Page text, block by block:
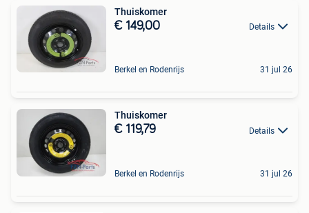
Thuiskomer
€ 149,00 Details
Berkel en Rodenrijs 31 jul 26
Thuiskomer
€ 119,79 Details
Berkel en Rodenrijs 31 jul 26